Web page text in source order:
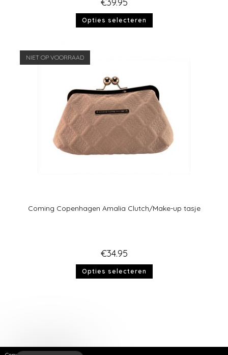
€39.95
Opties selecteren
NIET OP VOORRAAD
Coming Copenhagen Amalia Clutch/Make-up tasje
€34.95
Opties selecteren